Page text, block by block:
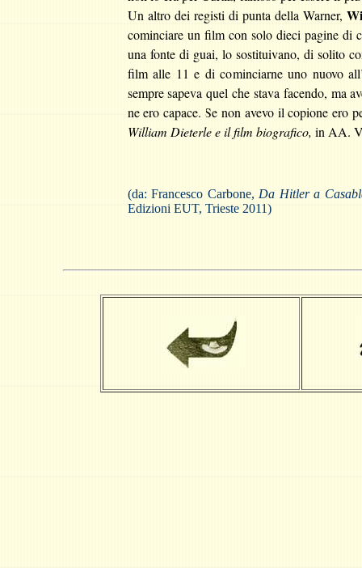
Un altro dei registi di punta della Warner,
cominciare un film con solo dieci pagine di
una fonte di guai, lo sostituivano, di solito
film alle 11 e di cominciarne uno nuovo
sempre sapeva quel che stava facendo, ma
ne ero capace. Se non avevo il copione
William Dieterle e il film biografico, in AA.
(da: Francesco Carbone, Da Hitler a
Edizioni EUT, Trieste 2011)